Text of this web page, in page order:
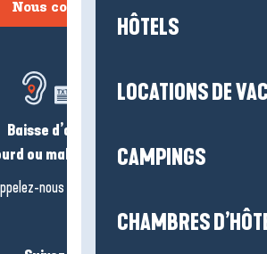
HÔTELS
LOCATIONS DE
CAMPINGS
CHAMBRES
Nous contacter
Baisse d’audition ?
ou malentendant ?
nous en